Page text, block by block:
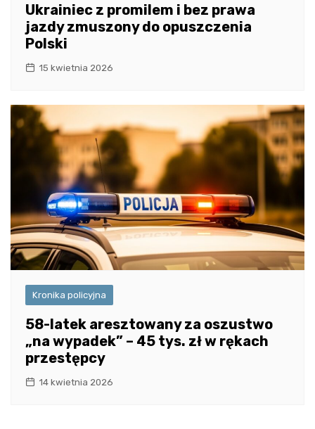
Ukrainiec z promilem i bez prawa
jazdy zmuszony do opuszczenia
Polski
15 kwietnia 2026
Kronika policyjna
58-latek aresztowany za oszustwo
„na wypadek” – 45 tys. zł w rękach
przestępcy
14 kwietnia 2026